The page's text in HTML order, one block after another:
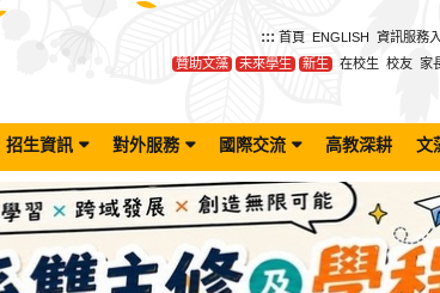
::: 首頁 ENGLISH 資訊服務
贊助文藻
未來學生 新生 在校生 校友 家
招生資訊 對外服務 國際交流 高教深耕 文